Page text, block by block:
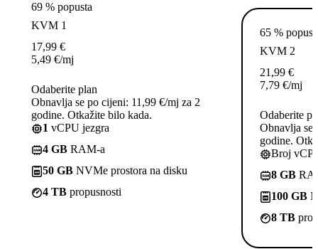
69 % popusta
KVM 1
17,99 €
5,49 €/mj
Odaberite plan
Obnavlja se po cijeni: 11,99 €/mj za 2
godine. Otkažite bilo kada.
1 vCPU jezgra
4 GB RAM-a
50 GB NVMe prostora na disku
4 TB propusnosti
65 %
KVM 2
21,99 €
7,79 €/mj
Odaberite
Obnavlja se
godine.
Broj
8 GB
100 GB
8 TB